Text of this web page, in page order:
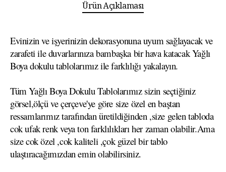
Ürün Açıklaması
Evinizin ve işyerinizin dekorasyonuna uyum sağlayacak ve
zarafeti ile duvarlarınıza bambaşka bir hava katacak Yağlı
Boya dokulu tablolarımız ile farklılığı yakalayın.
Tüm Yağlı Boya Dokulu Tablolarımız sizin seçtiğiniz
görsel,ölçü ve çerçeve'ye göre size özel en baştan
ressamlarımız tarafından üretildiğinden ,size gelen tabloda
cok ufak renk veya ton farklılıkları her zaman olabilir.Ama
size cok özel ,cok kaliteli ,çok güzel bir tablo
ulaştıracağımızdan emin olabilirsiniz.